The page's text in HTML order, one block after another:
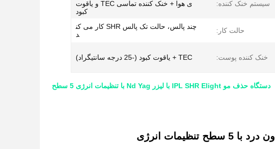
سیستم خنک کننده:
ی هوا + خنک کننده تماسی TEC و یاقوت
کبود
حالت کار:
چند پالس، حالت تک پالس SHR کار می کن
د
خنک کننده پوست: TEC + یاقوت کبود (-25 درجه سانتیگراد)
دستگاه حذف مو IPL SHR Elight با ليزر Nd Yag با تنظیمات انرژی 5 سطح